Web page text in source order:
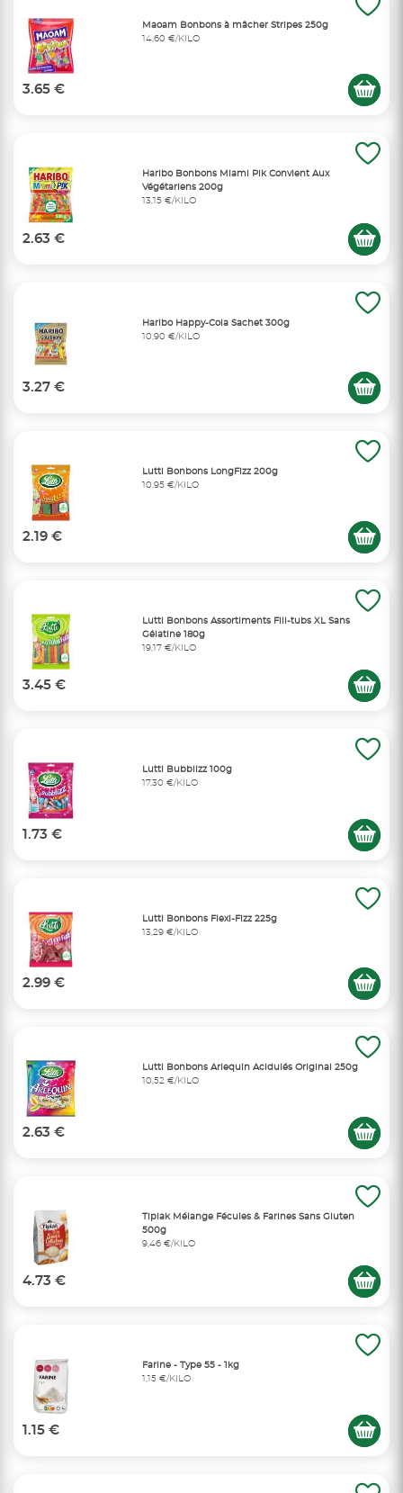
Maoam Bonbons à mâcher Stripes 250g
14,60 €/KILO
3.65 €
Haribo Bonbons Miami Pik Convient Aux
Végétariens 200g
13,15 €/KILO
2.63 €
Haribo Happy-Cola Sachet 300g
10,90 €/KILO
3.27 €
Lutti Bonbons LongFizz 200g
10,95 €/KILO
2.19 €
Lutti Bonbons Assortiments Fili-tubs XL Sans
Gélatine 180g
19,17 €/KILO
3.45 €
Lutti Bubblizz 100g
17,30 €/KILO
1.73 €
Lutti Bonbons Flexi-Fizz 225g
13,29 €/KILO
2.99 €
Lutti Bonbons Arlequin Acidulés Original 250g
10,52 €/KILO
2.63 €
Tipiak Mélange Fécules & Farines Sans Gluten
500g
9,46 €/KILO
4.73 €
Farine - Type 55 - 1kg
1,15 €/KILO
1.15 €